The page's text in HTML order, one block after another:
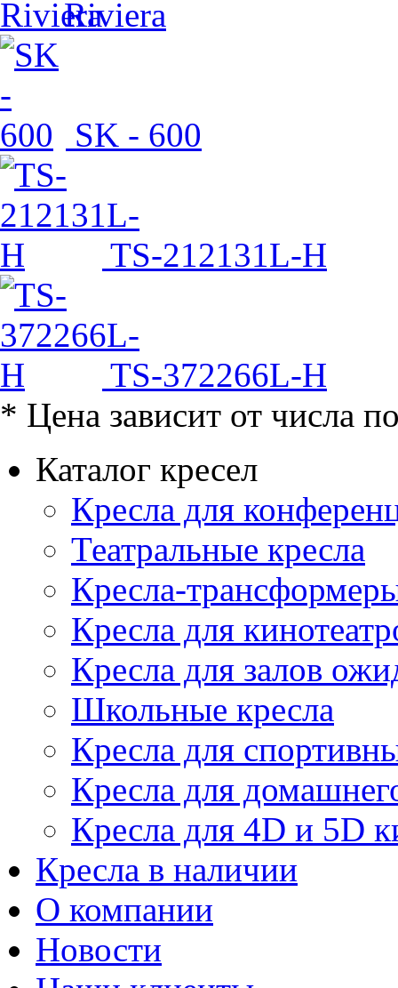
Riviera
SK - 600
TS-212131L-H
TS-372266L-H
* Цена зависит от числа
Каталог кресел
Кресла для
Театральные кресла
Кресла-
Кресла для
Кресла для залов
Школьные кресла
Кресла для
Кресла для
Кресла для 4D и 5D
Кресла в наличии
О компании
Новости